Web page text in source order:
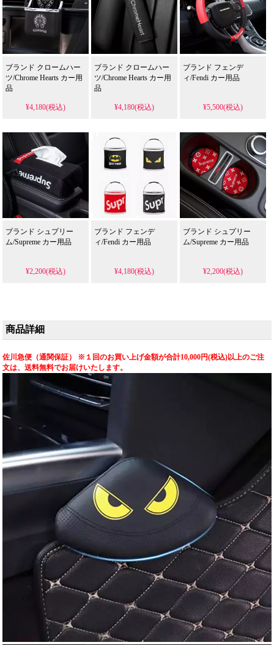
ブランド クロームハー
ツ/Chrome Hearts カー用
品
¥4,180(税込)
ブランド クロームハー
ツ/Chrome Hearts カー用
品
¥4,180(税込)
ブランド フェンデ
ィ/Fendi カー用品
¥5,500(税込)
ブランド シュプリー
ム/Supreme カー用品
¥2,200(税込)
ブランド フェンデ
ィ/Fendi カー用品
¥4,180(税込)
ブランド シュプリー
ム/Supreme カー用品
¥2,200(税込)
商品詳細
佐川急便（通関保証） ※１回のお買い上げ金額が合計10,000円(税込)以上のご注
文は、送料無料でお届けいたします。